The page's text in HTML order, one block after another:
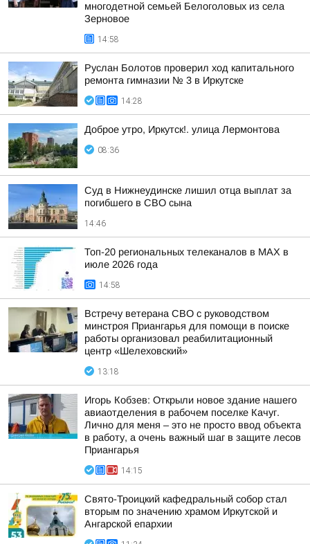
многодетной семьей Белоголовых из села
Зерновое
14:58
Руслан Болотов проверил ход капитального
ремонта гимназии № 3 в Иркутске
14:28
Доброе утро, Иркутск!. улица Лермонтова
08:36
Суд в Нижнеудинске лишил отца выплат за
погибшего в СВО сына
14:46
Топ-20 региональных телеканалов в MAX в
июле 2026 года
14:58
Встречу ветерана СВО с руководством
минстроя Приангарья для помощи в поиске
работы организовал реабилитационный
центр «Шелеховский»
13:18
Игорь Кобзев: Открыли новое здание нашего
авиаотделения в рабочем поселке Качуг.
Лично для меня – это не просто ввод объекта
в работу, а очень важный шаг в защите лесов
Приангарья
14:15
Свято-Троицкий кафедральный собор стал
вторым по значению храмом Иркутской и
Ангарской епархии